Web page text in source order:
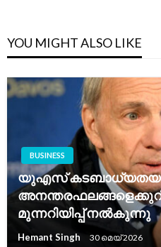
YOU MIGHT ALSO LIKE
BUSINESS
യുഎസ്
മുന്നറിയിപ്പ് നൽകുന്നു
Hemant Singh 30 മെയ്‌ 2026